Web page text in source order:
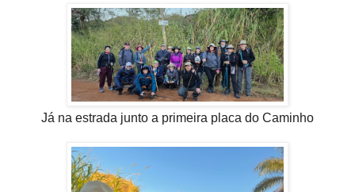
Já na estrada junto a primeira placa do Caminho